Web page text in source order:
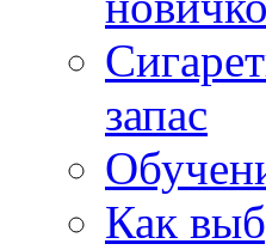
запас
Как